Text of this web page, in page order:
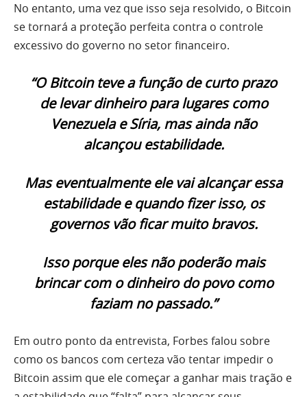
No entanto, uma vez que isso seja resolvido, o Bitcoin
se tornará a proteção perfeita contra o controle
excessivo do governo no setor financeiro.
“O Bitcoin teve a função de curto prazo
de levar dinheiro para lugares como
Venezuela e Síria, mas ainda não
alcançou estabilidade.
Mas eventualmente ele vai alcançar essa
estabilidade e quando fizer isso, os
governos vão ficar muito bravos.
Isso porque eles não poderão mais
brincar com o dinheiro do povo como
faziam no passado.”
Em outro ponto da entrevista, Forbes falou sobre
como os bancos com certeza vão tentar impedir o
Bitcoin assim que ele começar a ganhar mais tração e